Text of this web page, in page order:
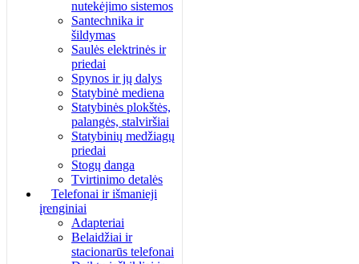
nutekėjimo sistemos
Santechnika ir
šildymas
Saulės elektrinės ir
priedai
Spynos ir jų dalys
Statybinė mediena
Statybinės plokštės,
palangės, stalviršiai
Statybinių medžiagų
priedai
Stogų danga
Tvirtinimo detalės
Telefonai ir išmanieji
įrenginiai
Adapteriai
Belaidžiai ir
stacionarūs telefonai